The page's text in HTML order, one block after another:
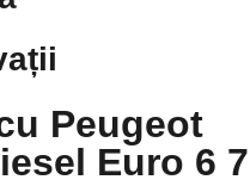
Peugeot
Euro 6 7